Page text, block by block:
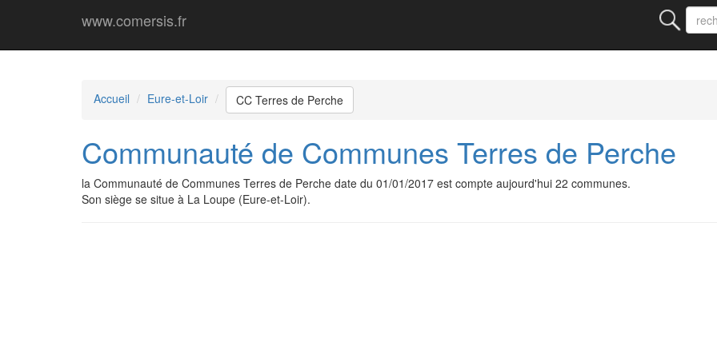
www.comersis.fr
Accueil Eure-et-Loir CC Terres de Perche
Communauté de Communes Terres de Perche
la Communauté de Communes Terres de Perche date du 01/01/2017 est compte aujourd'hui 22 communes.
Son siège se situe à La Loupe (Eure-et-Loir).